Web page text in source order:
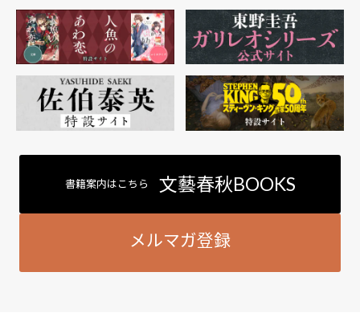
書籍案内はこちら 文藝春秋BOOKS
メルマガ登録